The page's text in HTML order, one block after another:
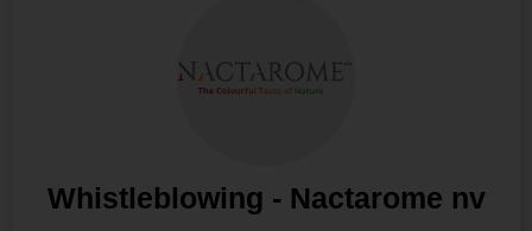
Whistleblowing - Nactarome nv